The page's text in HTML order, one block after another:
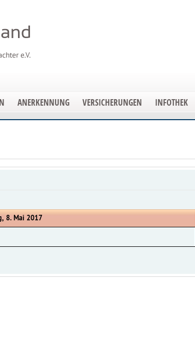
ANERKENNUNG VERSICHERUNGEN INFOTHEK
8. Mai 2017